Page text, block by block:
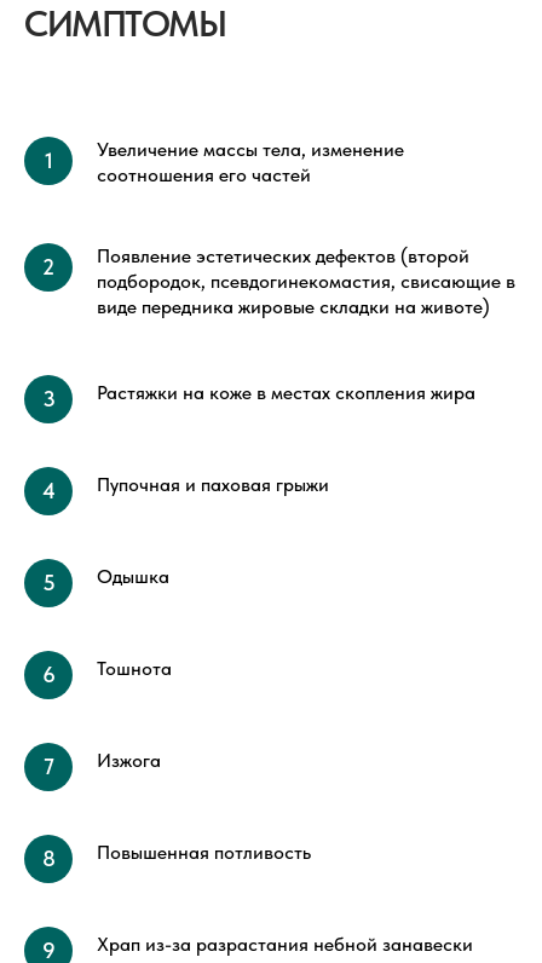
СИМПТОМЫ
Увеличение массы тела, изменение
соотношения его частей
Появление эстетических дефектов (второй
подбородок, псевдогинекомастия, свисающие в
виде передника жировые складки на животе)
Растяжки на коже в местах скопления жира
Пупочная и паховая грыжи
Одышка
Тошнота
Изжога
Повышенная потливость
Храп из-за разрастания небной занавески